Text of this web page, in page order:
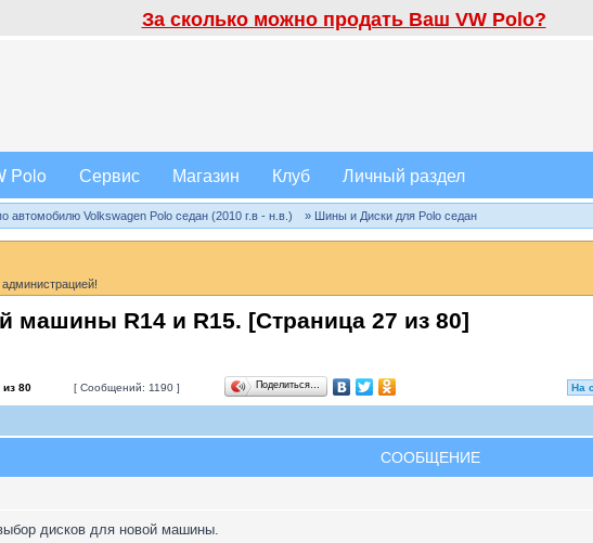
За сколько можно продать Ваш VW Polo?
Polo Сервис Магазин Клуб Личный раздел
автомобилю Volkswagen Polo седан (2010 г.в - н.в.) » Шины и Диски для Polo седан
машины R14 и R15. [Страница 27 из 80]
из 80 [ Сообщений: 1190 ] Поделиться… На
СООБЩЕНИЕ
дисков для новой машины.